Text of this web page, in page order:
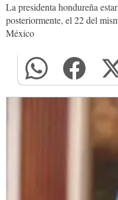
La presidenta hondureña
posteriormente, el 22 del
México